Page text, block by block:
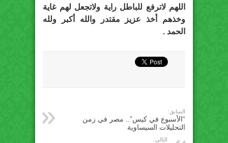
اللهم لاترفع للباطل راية ولاتجعل لهم غاية
وخذهم أخذ عزيز مقتدر والله أكبر ولله
الحمد .
السابق:
“الأسبوع في كيس”.. مصر في زمن
التحليلات السيساوية
التالي: